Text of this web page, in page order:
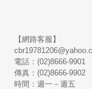
【網路客服】
電話：(02)8666-9901
傳真：(02)8666-9902
時間：週一－週五